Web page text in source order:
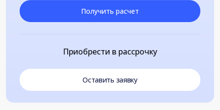
Получить расчет
Приобрести в рассрочку
Оставить заявку